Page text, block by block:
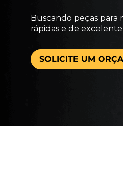
Buscando peças para
rápidas e de
SOLICITE UM